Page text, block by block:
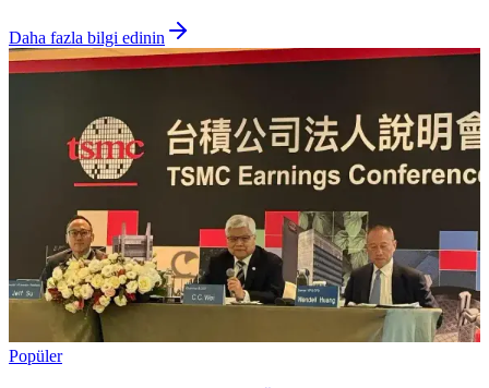
Daha fazla bilgi edinin
Popüler